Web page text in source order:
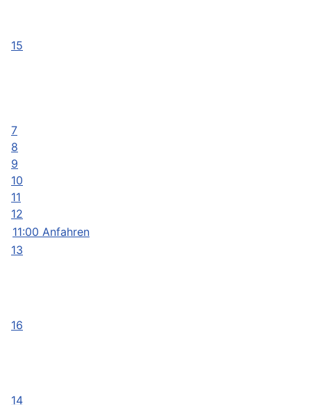
15
7
8
9
10
11
12
11:00 Anfahren
13
16
14